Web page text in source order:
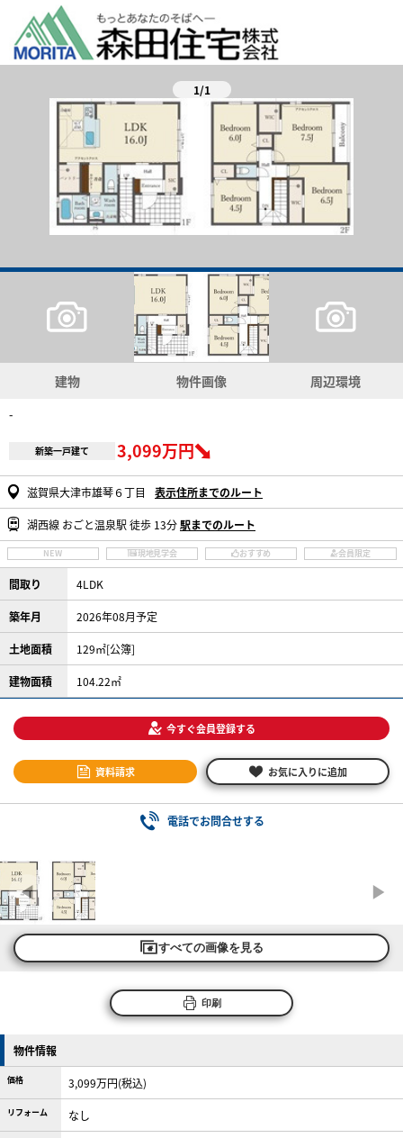
1/1
建物 物件画像 周辺環境
-
新築一戸建て 3,099万円
滋賀県大津市雄琴６丁目 表示住所までのルート
湖西線 おごと温泉駅 徒歩 13分駅までのルート
NEW 現地見学会 おすすめ 会員限定
間取り 4LDK
築年月 2026年08月予定
土地面積 129㎡[公簿]
建物面積 104.22㎡
今すぐ会員登録する
資料請求 お気に入りに追加
電話でお問合せする
すべての画像を見る
印刷
物件情報
価格 3,099万円(税込)
リフォーム なし